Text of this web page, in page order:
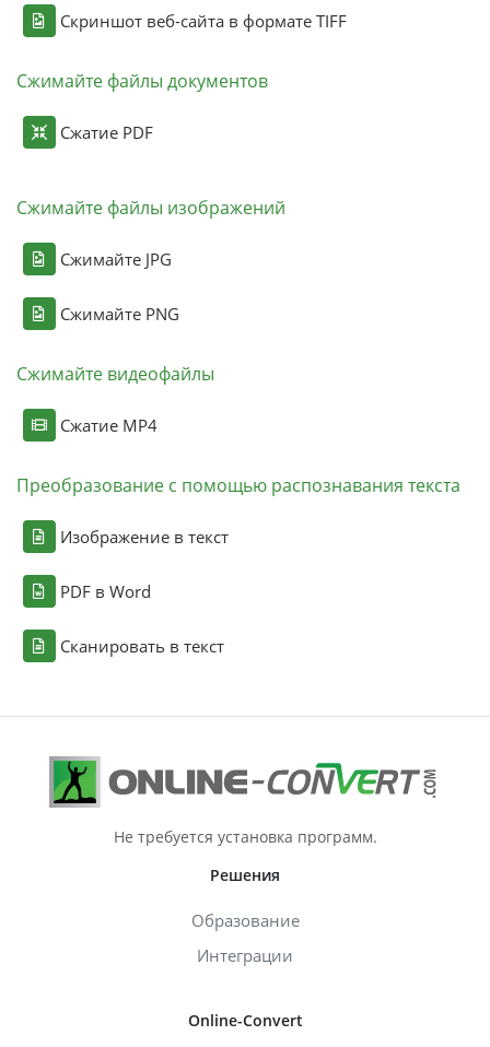
Скриншот веб-сайта в формате TIFF
Сжимайте файлы документов
Сжатие PDF
Сжимайте файлы изображений
Сжимайте JPG
Сжимайте PNG
Сжимайте видеофайлы
Сжатие MP4
Преобразование с помощью распознавания текста
Изображение в текст
PDF в Word
Сканировать в текст
Не требуется установка программ.
Решения
Образование
Интеграции
Online-Convert